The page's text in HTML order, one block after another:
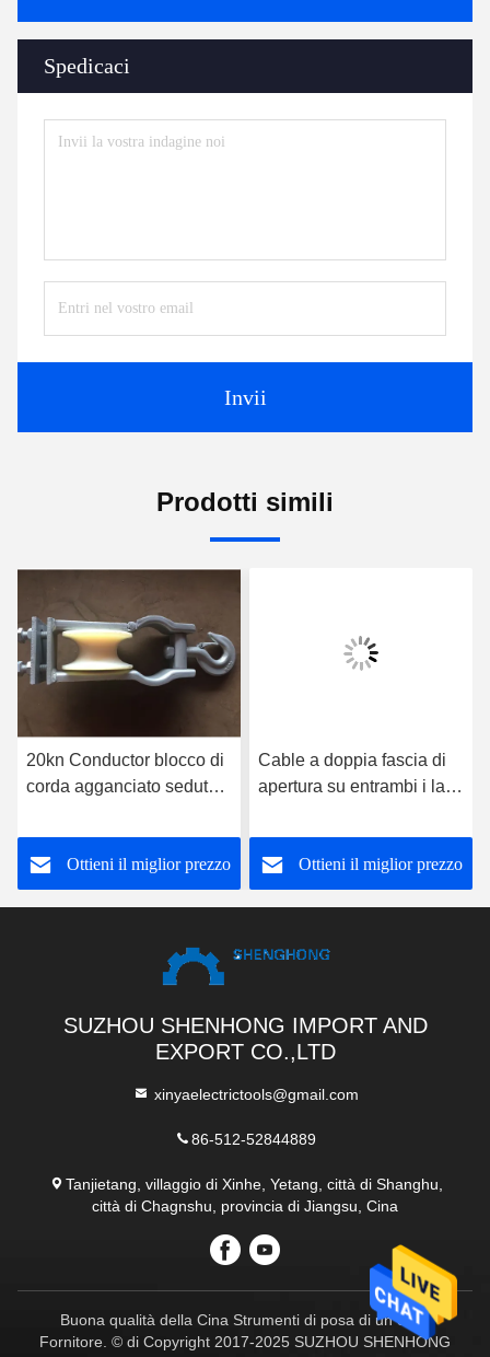
Spedicaci
Invii
Prodotti simili
20kn Conductor blocco di
corda agganciato seduta
di corda
Ottieni il miglior prezzo
Cable a doppia fascia di
apertura su entrambi i lati,
Ottieni il miglior prezzo
SUZHOU SHENHONG IMPORT AND
EXPORT CO.,LTD
xinyaelectrictools@gmail.com
86-512-52844889
Tanjietang, villaggio di Xinhe, Yetang, città di Shanghu,
città di Chagnshu, provincia di Jiangsu, Cina
Buona qualità della Cina Strumenti di posa di un cavo
Fornitore. © di Copyright 2017-2025 SUZHOU SHENHONG